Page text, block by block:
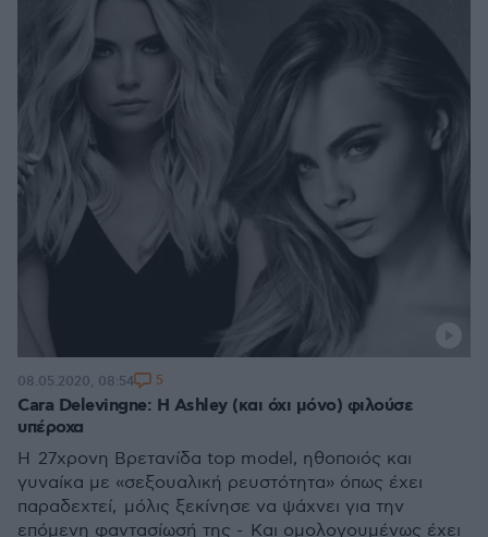
Cara Delevingne: Η Ashley (και όχι μόνο) φιλούσε
υπέροχα
Η 27χρονη Βρετανίδα top model, ηθοποιός και
γυναίκα με «σεξουαλική ρευστότητα» όπως έχει
παραδεχτεί, μόλις ξεκίνησε να ψάχνει για την
επόμενη φαντασίωσή της - Και ομολογουμένως έχει
08.05.2020, 08:54 5